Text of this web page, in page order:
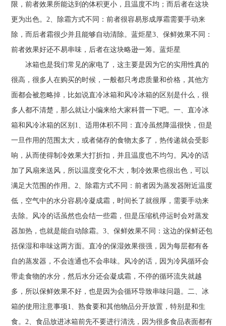
限，前者效果所能达到的体积更小，且温度不均；而后者在这块
更为出色。2、除霜方式不同：前者很容易形成厚霜需要手动来
除，而后者霜很少并且能够自动清除。蓝炬星3、保鲜效果不同：
前者效果好还不易串味，后者在这块略逊一筹。蓝炬星
冰箱也是我们常见的家电了，这主要是因为它的实用性真的
很高，很多人在购买的时候，一般都只考虑质量和价格，其他方
面都会被忽略掉，比如说直冷冰箱和风冷冰箱的区别是什么，很
多人都不清楚，那么就让小编来给大家科普一下吧。一、直冷冰
箱和风冷冰箱的区别1、适用体积不同：直冷虽然降温很快，但是
一旦作用的范围太大，或者储存的食物太多了，热传递就会受影
响，从而使得制冷效果大打折扣，并且温度也不均匀。风冷的话
加了风扇来送风，所以温度变化不大，制冷效果也很出色，可以
满足大范围的作用。2、除霜方式不同：前者因为蒸发器附近温度
低，空气中的水分容易冷凝成霜，时间长了就很厚，需要手动来
去除。风冷的话虽然也会结一些霜，但是压缩机停运时会对蒸发
器加热，也就是能自动除霜。3、保鲜效果不同：这边的保鲜还包
括保湿和串味这两方面。直冷的保湿效果很强，因为每层都有各
自的蒸发器，不会连通也不会串味。风冷的话，因为冷风循环会
带走食物的水分，然后水分还会凝成霜，不停的循环流失就越
多，所以保鲜效果不好，也是因为会循环导致串味问题。二、冰
箱的使用注意事项1、熟食要和其他物品分开放置，特别是和生
食。2、食品放进冰箱前先不要进行清洗，因为很多食品表面都有